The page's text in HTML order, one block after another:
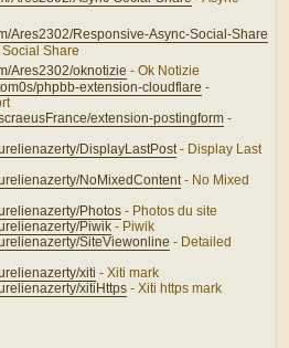
Ares2302/Responsive-Async-Social-Share
Share
Ares2302/oknotizie - Ok Notizie
phpbb-extension-cloudflare -
extension-postingform -
DisplayLastPost - Display Last
NoMixedContent - No Mixed
Photos - Photos du site
Piwik - Piwik
SiteViewonline - Detailed
xiti - Xiti mark
xitiHttps - Xiti https mark